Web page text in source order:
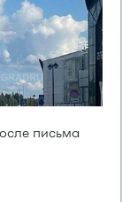
письма